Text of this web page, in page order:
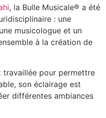
, la Bulle Musicale® a été
: une
musicologue et un
à la création de
travaillée pour permettre
son éclairage est
différentes ambiances